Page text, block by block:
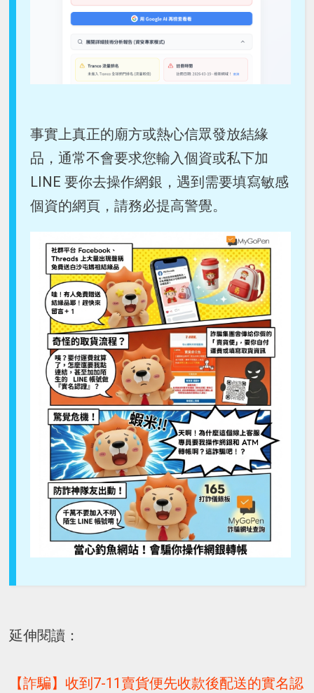
事實上真正的廟方或熱心信眾發放結緣
品，通常不會要求您輸入個資或私下加
LINE 要你去操作網銀，遇到需要填寫敏感
個資的網頁，請務必提高警覺。
延伸閱讀：
【詐騙】收到7-11賣貨便先收款後配送的實名認